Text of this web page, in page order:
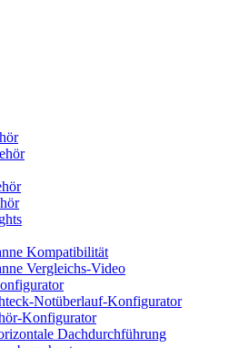
Kompatibilität
Vergleichs-Video
Notüberlauf-Konfigurator
Konfigurator
Dachdurchführung